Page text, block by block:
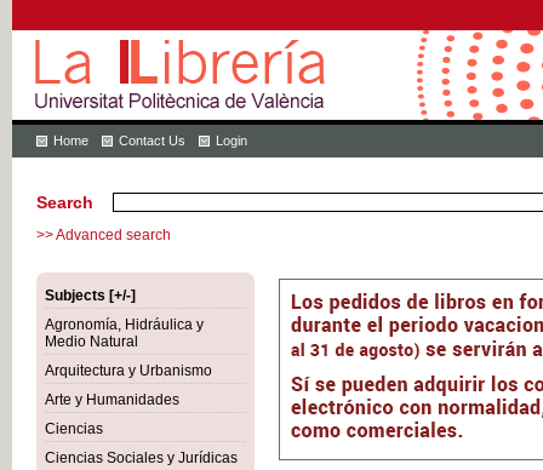
Home Contact Us Login
Search
>> Advanced search
Subjects [+/-]
Agronomía, Hidráulica y
Medio Natural
Arquitectura y Urbanismo
Arte y Humanidades
Ciencias
Ciencias Sociales y Jurídicas